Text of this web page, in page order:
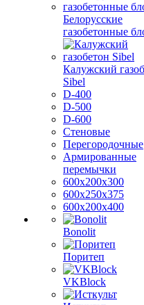
Белорусские
газобетонные
Калужский
Sibel
D-400
D-500
D-600
Стеновые
Перегородочные
Армированные
перемычки
600х200х300
600х250х375
600х200х400
Bonolit
Поритеп
VKBlock